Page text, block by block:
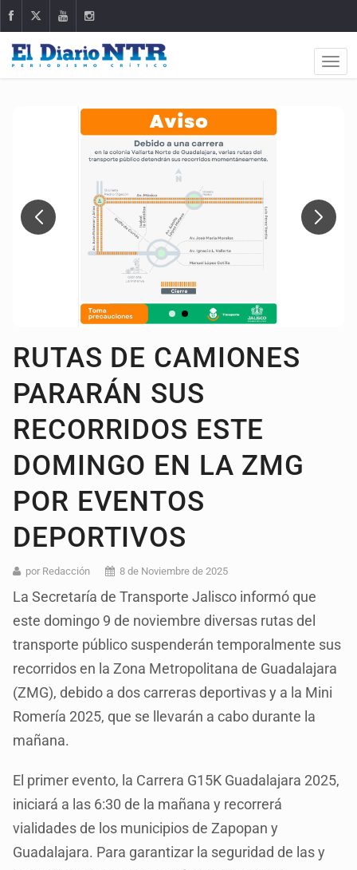
RUTAS DE CAMIONES
PARARÁN SUS
RECORRIDOS ESTE
DOMINGO EN LA ZMG
POR EVENTOS
DEPORTIVOS
por Redacción 8 de Noviembre de 2025
La Secretaría de Transporte Jalisco informó que
este domingo 9 de noviembre diversas rutas del
transporte público suspenderán temporalmente sus
recorridos en la Zona Metropolitana de Guadalajara
(ZMG), debido a dos carreras deportivas y a la Mini
Romería 2025, que se llevarán a cabo durante la
mañana.
El primer evento, la Carrera G15K Guadalajara 2025,
iniciará a las 6:30 de la mañana y recorrerá
vialidades de los municipios de Zapopan y
Guadalajara. Para garantizar la seguridad de las y